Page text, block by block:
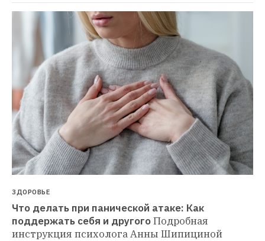
ЗДОРОВЬЕ
Что делать при панической атаке: Как
поддержать себя и другогоПодробная
инструкция психолога Анны Шипициной